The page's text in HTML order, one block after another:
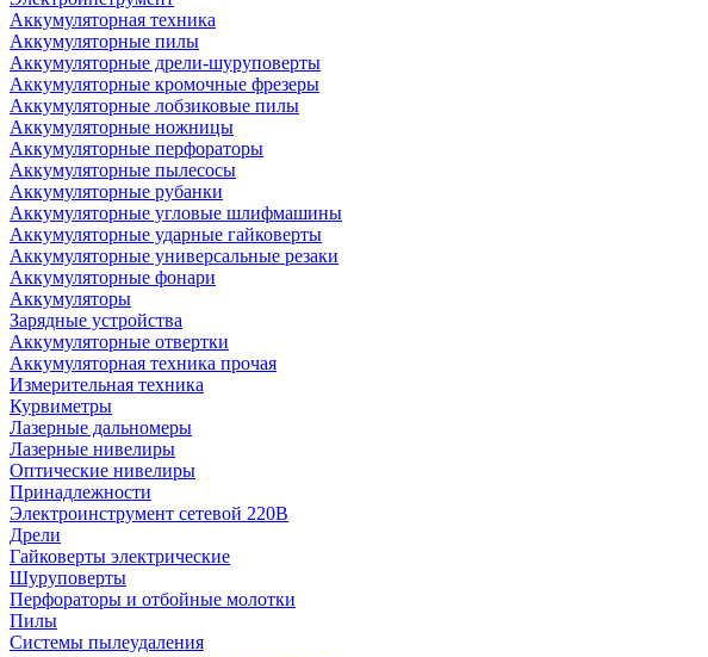
Аккумуляторная техника
Аккумуляторные пилы
Аккумуляторные дрели-шуруповерты
Аккумуляторные кромочные фрезеры
Аккумуляторные лобзиковые пилы
Аккумуляторные ножницы
Аккумуляторные перфораторы
Аккумуляторные пылесосы
Аккумуляторные рубанки
Аккумуляторные угловые шлифмашины
Аккумуляторные ударные гайковерты
Аккумуляторные универсальные резаки
Аккумуляторные фонари
Аккумуляторы
Зарядные устройства
Аккумуляторные отвертки
Аккумуляторная техника прочая
Измерительная техника
Курвиметры
Лазерные дальномеры
Лазерные нивелиры
Оптические нивелиры
Принадлежности
Электроинструмент сетевой 220В
Дрели
Гайковерты электрические
Шуруповерты
Перфораторы и отбойные молотки
Пилы
Системы пылеудаления